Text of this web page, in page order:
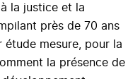
la justice et la
près de 70 ans
étude mesure, pour la
la présence de